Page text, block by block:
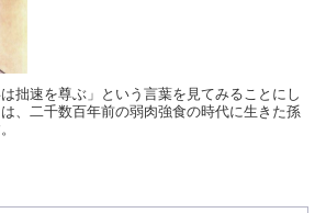
拙速を尊ぶ」という言葉を見てみることにし
、二千数百年前の弱肉強食の時代に生きた孫